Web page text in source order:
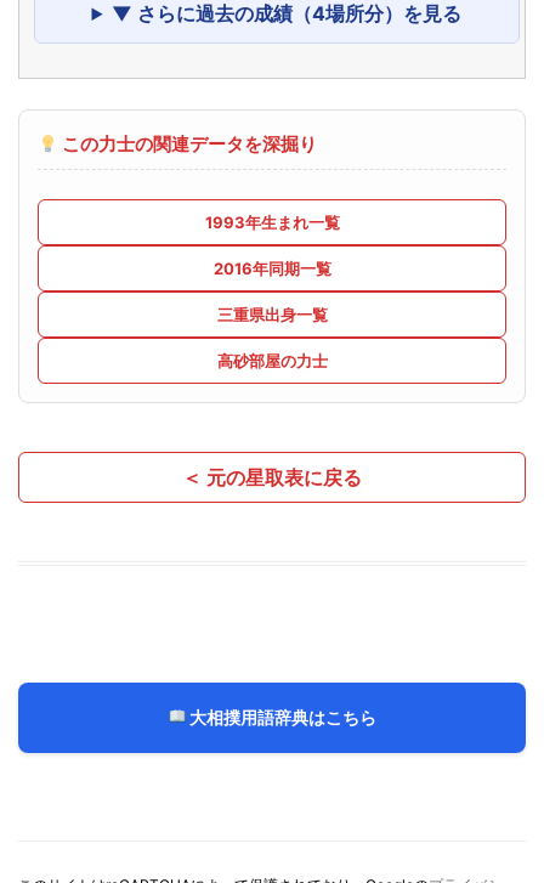
▼ さらに過去の成績（4場所分）を見る
この力士の関連データを深掘り
1993年生まれ一覧
2016年同期一覧
三重県出身一覧
高砂部屋の力士
＜ 元の星取表に戻る
大相撲用語辞典はこちら